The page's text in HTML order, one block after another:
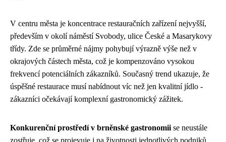
V centru města je koncentrace restauračních zařízení nejvyšší,
především v okolí náměstí Svobody, ulice České a Masarykovy
třídy. Zde se průměrné nájmy pohybují výrazně výše než v
okrajových částech města, což je kompenzováno vysokou
frekvencí potenciálních zákazníků. Současný trend ukazuje, že
úspěšné restaurace musí nabídnout víc než jen kvalitní jídlo -
zákazníci očekávají komplexní gastronomický zážitek.
Konkurenční prostředí v brněnské gastronomii se neustále